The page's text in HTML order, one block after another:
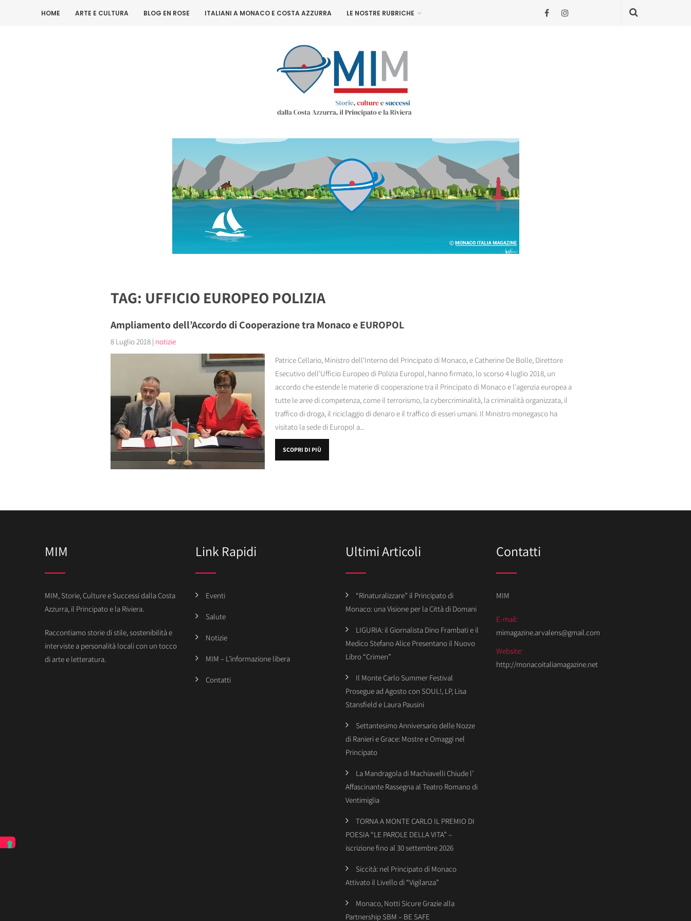
HOME ARTE E CULTURA BLOG EN ROSE ITALIANI A MONACO E COSTA AZZURRA LE NOSTRE RUBRICHE
TAG: UFFICIO EUROPEO POLIZIA
Ampliamento dell’Accordo di Cooperazione tra Monaco e EUROPOL
8 Luglio 2018 | notizie
Patrice Cellario, Ministro dell'Interno del Principato di Monaco, e Catherine De Bolle, Direttore
Esecutivo dell'Ufficio Europeo di Polizia Europol, hanno firmato, lo scorso 4 luglio 2018, un
accordo che estende le materie di cooperazione tra il Principato di Monaco e l'agenzia europea a
tutte le aree di competenza, come il terrorismo, la cybercriminalità, la criminalità organizzata, il
traffico di droga, il riciclaggio di denaro e il traffico di esseri umani. Il Ministro monegasco ha
visitato la sede di Europol a...
SCOPRI DI PIÙ
MIM
MIM, Storie, Culture e Successi dalla Costa
Azzurra, il Principato e la Riviera.
Raccontiamo storie di stile, sostenibilità e
interviste a personalità locali con un tocco
di arte e letteratura.
Link Rapidi
Eventi
Salute
Notizie
MIM – L’informazione libera
Contatti
Ultimi Articoli
“Rinaturalizzare” il Principato di
Monaco: una Visione per la Città di Domani
LIGURIA: il Giornalista Dino Frambati e il
Medico Stefano Alice Presentano il Nuovo
Libro “Crimen”
Il Monte Carlo Summer Festival
Prosegue ad Agosto con SOUL!, LP, Lisa
Stansfield e Laura Pausini
Settantesimo Anniversario delle Nozze
di Ranieri e Grace: Mostre e Omaggi nel
Principato
La Mandragola di Machiavelli Chiude l’
Affascinante Rassegna al Teatro Romano di
Ventimiglia
TORNA A MONTE CARLO IL PREMIO DI
POESIA “LE PAROLE DELLA VITA” –
iscrizione fino al 30 settembre 2026
Siccità: nel Principato di Monaco
Attivato il Livello di “Vigilanza”
Monaco, Notti Sicure Grazie alla
Partnership SBM – BE SAFE
Contatti
MIM
E-mail:
mimagazine.arvalens@gmail.com
Website:
http://monacoitaliamagazine.net